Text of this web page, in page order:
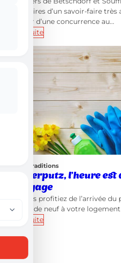
dépositaires d’un savoir-faire très
protéger d’une concurrence au…
Lire la suite
Local et traditions
Oschterputz, l’heure
nettoyage
Et si vous profitiez de l’arrivée
un coup de neuf à votre logement
Lire la suite